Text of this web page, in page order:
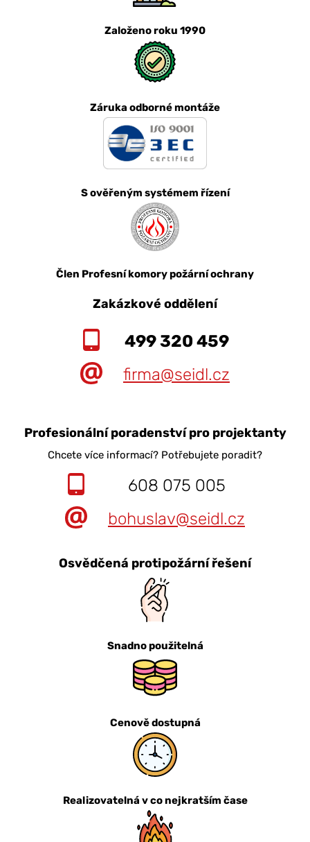
Založeno roku 1990
Záruka odborné montáže
S ověřeným systémem řízení
Člen Profesní komory požární ochrany
Zakázkové oddělení
499 320 459
firma@seidl.cz
Profesionální poradenství pro projektanty
Chcete více informací? Potřebujete poradit?
608 075 005
bohuslav@seidl.cz
Osvědčená protipožární řešení
Snadno použitelná
Cenově dostupná
Realizovatelná v co nejkratším čase